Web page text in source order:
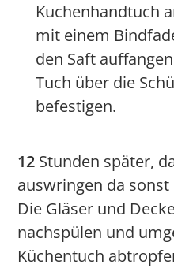
Kuchenhandtuch
mit einem
den Saft
Tuch über die
befestigen.
12 Stunden später,
auswringen da
Die Gläser und
nachspülen und
Küchentuch